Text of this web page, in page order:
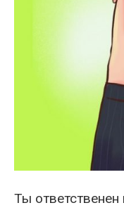
Ты ответственен